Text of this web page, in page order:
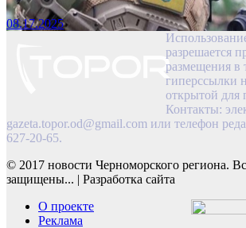
08.17.2025
разрешается
размещения в
гиперссылки
открытой для
Контакты:
gazeta.topor.od@gmail.com или телефон
627-20-65.
© 2017 новости Черноморского региона.
защищены... | Разработка сайта
О проекте
Реклама